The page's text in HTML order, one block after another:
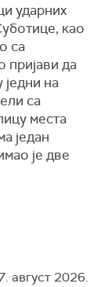
ударних
као
са
пријави да
једни на
са
места
један
је две
август 2026.